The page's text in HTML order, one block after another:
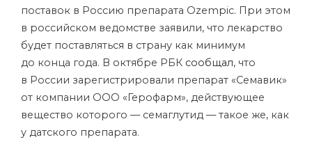
поставок в Россию препарата Ozempic. При этом
в российском ведомстве заявили, что лекарство
будет поставляться в страну как минимум
до конца года. В октябре РБК сообщал, что
в России зарегистрировали препарат «Семавик»
от компании ООО «Герофарм», действующее
вещество которого — семаглутид — такое же, как
у датского препарата.